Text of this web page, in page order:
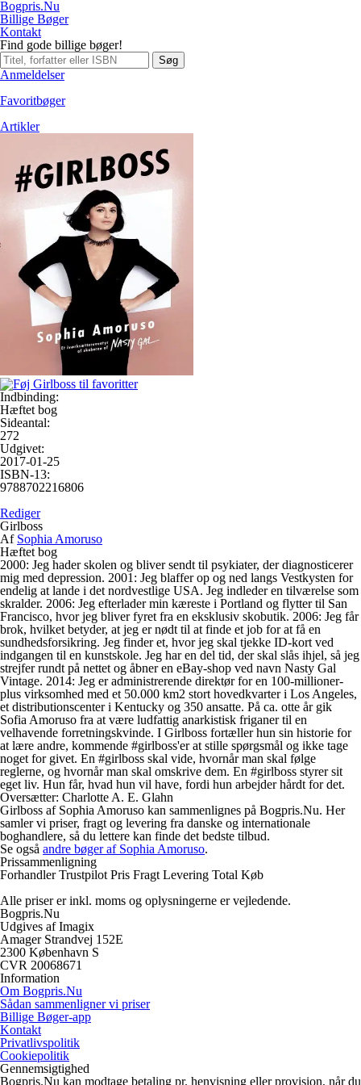
Bogpris.Nu
Billige Bøger
Kontakt
Find gode billige bøger!
Søg
Anmeldelser
Favoritbøger
Artikler
Indbinding:
Hæftet bog
Sideantal:
272
Udgivet:
2017-01-25
ISBN-13:
9788702216806
Rediger
Girlboss
Af Sophia Amoruso
Hæftet bog
2000: Jeg hader skolen og bliver sendt til psykiater, der diagnosticerer
mig med depression. 2001: Jeg blaffer op og ned langs Vestkysten for
endelig at lande i det nordvestlige USA. Jeg indleder en tilværelse som
skralder. 2006: Jeg efterlader min kæreste i Portland og flytter til San
Francisco, hvor jeg bliver fyret fra en eksklusiv skobutik. 2006: Jeg får
brok, hvilket betyder, at jeg er nødt til at finde et job for at få en
sundhedsforsikring. Jeg finder et, hvor jeg skal tjekke ID-kort ved
indgangen til en kunstskole. Jeg har en del tid, der skal slås ihjel, så jeg
strejfer rundt på nettet og åbner en eBay-shop ved navn Nasty Gal
Vintage. 2014: Jeg er administrerende direktør for en 100-millioner-
plus virksomhed med et 50.000 km2 stort hovedkvarter i Los Angeles,
et distributionscenter i Kentucky og 350 ansatte. På ca. otte år gik
Sofia Amoruso fra at være ludfattig anarkistisk friganer til en
velhavende forretningskvinde. I Girlboss fortæller hun sin historie for
at lære andre, kommende #girlboss'er at stille spørgsmål og ikke tage
noget for givet. En #girlboss skal vide, hvornår man skal følge
reglerne, og hvornår man skal omskrive dem. En #girlboss styrer sit
eget liv. Hun får, hvad hun vil have, fordi hun arbejder hårdt for det.
Oversætter: Charlotte A. E. Glahn
Girlboss af Sophia Amoruso kan sammenlignes på Bogpris.Nu. Her
samler vi priser, fragt og levering fra danske og internationale
boghandlere, så du lettere kan finde det bedste tilbud.
Se også andre bøger af Sophia Amoruso.
Prissammenligning
Forhandler Trustpilot Pris Fragt Levering Total Køb
Alle priser er inkl. moms og oplysningerne er vejledende.
Bogpris.Nu
Udgives af Imagix
Amager Strandvej 152E
2300 København S
CVR 20068671
Information
Om Bogpris.Nu
Sådan sammenligner vi priser
Billige Bøger-app
Kontakt
Privatlivspolitik
Cookiepolitik
Gennemsigtighed
Bogpris.Nu kan modtage betaling pr. henvisning eller provision, når du